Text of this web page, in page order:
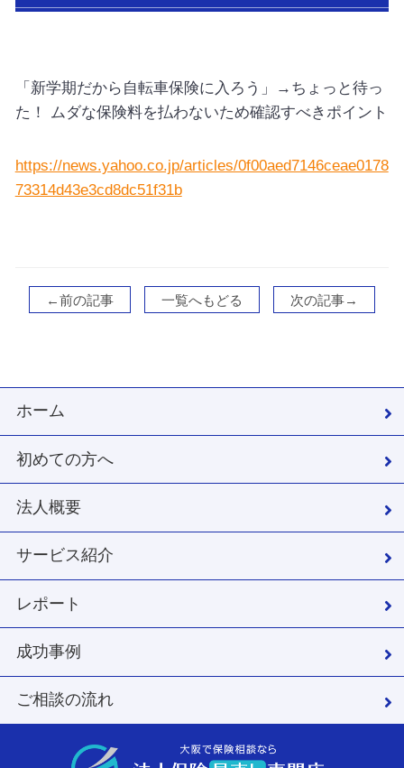
「新学期だから自転車保険に入ろう」→ちょっと待っ
た！ ムダな保険料を払わないため確認すべきポイント
https://news.yahoo.co.jp/articles/0f00aed7146ceae0178
73314d43e3cd8dc51f31b
←前の記事 一覧へもどる 次の記事→
ホーム
初めての方へ
法人概要
サービス紹介
レポート
成功事例
ご相談の流れ